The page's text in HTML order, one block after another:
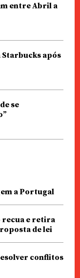
entre Abril a
Starbucks após
se
a Portugal
recua e retira
de lei
conflitos